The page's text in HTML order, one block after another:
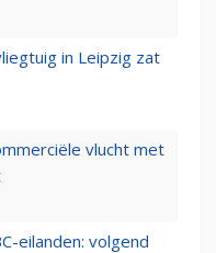
in Leipzig zat
vlucht met
eilanden: volgend